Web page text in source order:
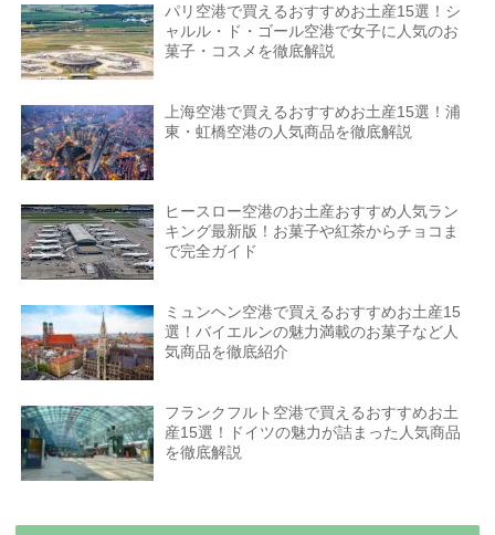
パリ空港で買えるおすすめお土産15選！シ
ャルル・ド・ゴール空港で女子に人気のお
菓子・コスメを徹底解説
上海空港で買えるおすすめお土産15選！浦
東・虹橋空港の人気商品を徹底解説
ヒースロー空港のお土産おすすめ人気ラン
キング最新版！お菓子や紅茶からチョコま
で完全ガイド
ミュンヘン空港で買えるおすすめお土産15
選！バイエルンの魅力満載のお菓子など人
気商品を徹底紹介
フランクフルト空港で買えるおすすめお土
産15選！ドイツの魅力が詰まった人気商品
を徹底解説